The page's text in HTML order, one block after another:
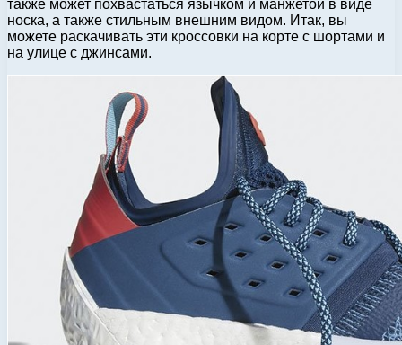
также может похвастаться язычком и манжетой в виде
носка, а также стильным внешним видом. Итак, вы
можете раскачивать эти кроссовки на корте с шортами и
на улице с джинсами.